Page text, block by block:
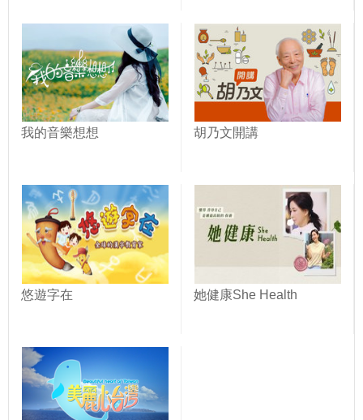
我的音樂想想 胡乃文開講
悠遊字在 她健康She Health